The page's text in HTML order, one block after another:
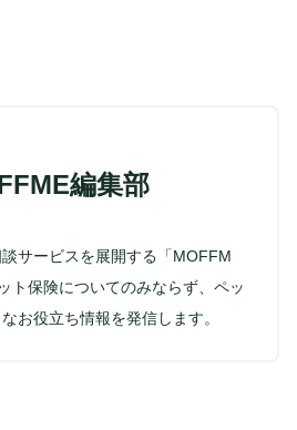
編集部
サービスを展開する「MOFFM
ト保険についてのみならず、ペッ
お役立ち情報を発信します。